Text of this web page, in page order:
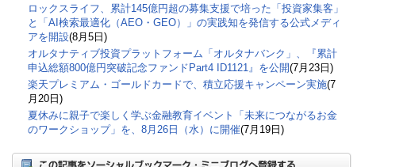
ロックスライフ、累計145億円超の募集支援で培った「投資家集客」
と「AI検索最適化（AEO・GEO）」の実践知を発信する公式メディ
アを開設(8月5日)
オルタナティブ投資プラットフォーム「オルタナバンク」、『累計
申込総額800億円突破記念ファンドPart4 ID1121』を公開(7月23日)
楽天プレミアム・ゴールドカードで、積立応援キャンペーン実施(7
月20日)
夏休みに親子で楽しく学ぶ金融教育イベント「未来につながるお金
のワークショップ」を、8月26日（水）に開催(7月19日)